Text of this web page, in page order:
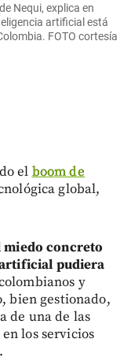
Nequi, explica en
artificial está
FOTO cortesía
el boom de
global,
miedo concreto
pudiera
y
bien gestionado,
de una de las
los servicios